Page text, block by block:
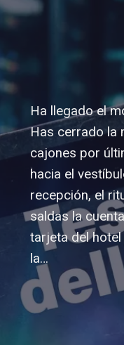
Ha llegado el
Has cerrado la
cajones por
hacia el
recepción, el
saldas la
tarjeta del
la…